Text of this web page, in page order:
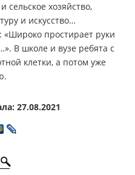
сельское хозяйство,
и искусство…
простирает руки
В школе и вузе ребята с
клетки, а потом уже
27.08.2021